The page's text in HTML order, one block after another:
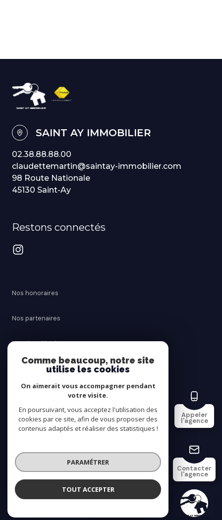
SAINT AY IMMOBILIER
Appeler
l'agence
Contacter
l'agence
SAINT AY IMMOBILIER
02.38.88.88.00
claudettemartin@saintay-immobilier.com
98 Route Nationale
45130 Saint-Ay
Restons connectés
Nos honoraires
Nos partenaires
Mentions légales
Cookies
© 2026 | Tous droits réservés
Réalisé par
Comme beaucoup, notre site
utilise les cookies
On aimerait vous accompagner pendant
votre visite.
En poursuivant, vous acceptez l'utilisation des
cookies par ce site, afin de vous proposer des
contenus adaptés et réaliser des statistiques !
PARAMÉTRER
TOUT ACCEPTER